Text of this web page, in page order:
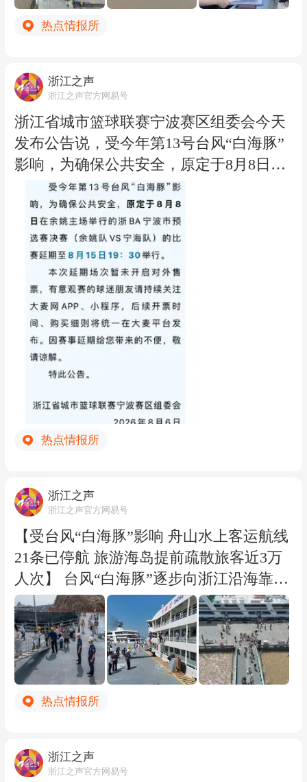
其余航线将根据现场实测风力陆续停航，
待宁波沿海进入Ⅱ级防台应急响应后将全
天气变化及航班信息，合理安排行程。
（浙江之声记者姚昕、通讯员连林怡）
热点情报所
浙江之声
浙江之声官方网易号
浙江省城市篮球联赛宁波赛区组委会今天
发布公告说，受今年第13号台风“白海豚”
影响，为确保公共安全，原定于8月8日在
余姚主场举行的浙BA宁波市预选赛决赛
（余姚队VS宁海队）的比赛延期至8月15
日19：30举行。本次延期场次暂未开启对
外售票。浙BA宁波市预选赛决赛采用三战
两胜制，在8月1日举行的第一回合中，宁
海队主场79比69击败余姚，目前大比分1
比0领先。两队均已晋级2026浙BA省级争
霸赛。（浙江之声记者高嵩报道）
热点情报所
浙江之声
浙江之声官方网易号
【受台风“白海豚”影响 舟山水上客运航线
21条已停航 旅游海岛提前疏散旅客近3万
人次】 台风“白海豚”逐步向浙江沿海靠
近，受海上大风影响，截至今天（8月6
日）下午15时，舟山21条水上客运航线已
停航；朱家尖至普陀山航线客船将于今晚
20时对开后全线停航，预计停航4-5天，届
时舟山72条水上客运航线将全部停航。
作为浙江唯一全域海岛县，嵊泗抢抓台风
统筹泗礁、花鸟、枸杞、嵊山等离岛运力
引导旅客分批有序撤离。自舟山海事局8
热点情报所
浙江之声
浙江之声官方网易号